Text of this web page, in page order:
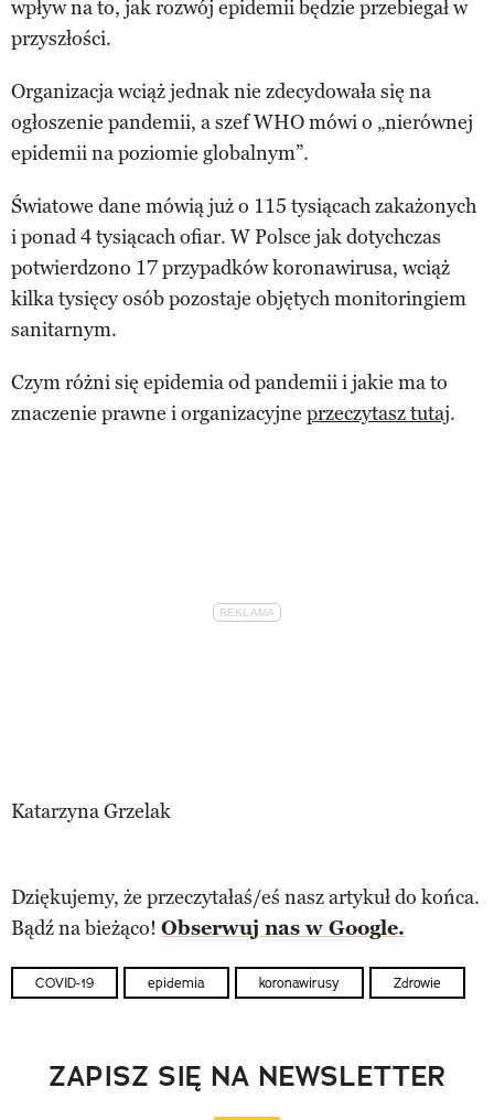
wpływ na to, jak rozwój epidemii będzie przebiegał w
przyszłości.
Organizacja wciąż jednak nie zdecydowała się na
ogłoszenie pandemii, a szef WHO mówi o „nierównej
epidemii na poziomie globalnym”.
Światowe dane mówią już o 115 tysiącach zakażonych
i ponad 4 tysiącach ofiar. W Polsce jak dotychczas
potwierdzono 17 przypadków koronawirusa, wciąż
kilka tysięcy osób pozostaje objętych monitoringiem
sanitarnym.
Czym różni się epidemia od pandemii i jakie ma to
znaczenie prawne i organizacyjne przeczytasz tutaj.
Katarzyna Grzelak
Dziękujemy, że przeczytałaś/eś nasz artykuł do końca.
Bądź na bieżąco! Obserwuj nas w Google.
COVID-19 epidemia koronawirusy Zdrowie
ZAPISZ SIĘ NA NEWSLETTER